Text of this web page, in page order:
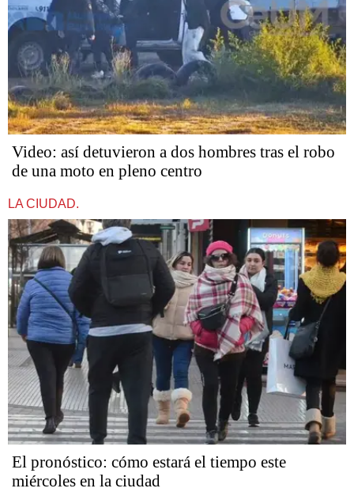
Video: así detuvieron a dos hombres tras el robo
de una moto en pleno centro
LA CIUDAD.
El pronóstico: cómo estará el tiempo este
miércoles en la ciudad